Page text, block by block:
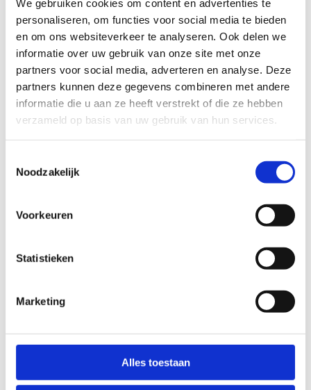
We gebruiken cookies om content en advertenties te
personaliseren, om functies voor social media te bieden
en om ons websiteverkeer te analyseren. Ook delen we
informatie over uw gebruik van onze site met onze
partners voor social media, adverteren en analyse. Deze
partners kunnen deze gegevens combineren met andere
informatie die u aan ze heeft verstrekt of die ze hebben
verzameld op basis van uw gebruik van hun services.
Noodzakelijk
Voorkeuren
Statistieken
Marketing
Alles toestaan
te vragen!
Studenten met een SNS-pas of Student App mailen
naar res.brugge@sport.vlaanderen om te reserveren!
Reserveer de
squashzaal